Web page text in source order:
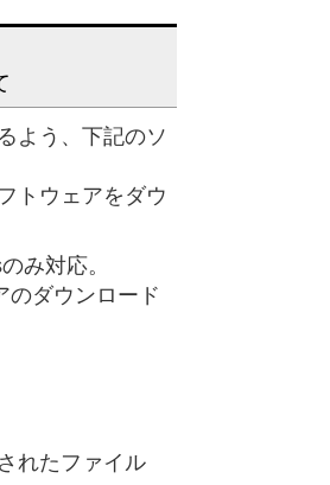
よう、下記のソ
トウェアをダウ
み対応。
のダウンロード
れたファイル